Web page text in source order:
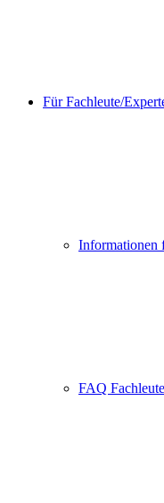
Für Fachleute/
Informationen
FAQ